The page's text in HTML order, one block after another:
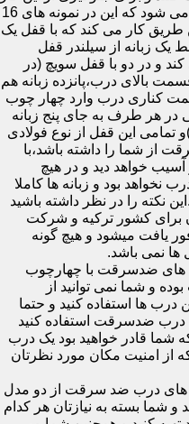
از قفل مولتی سیستم استفاده می شود که این در نمونه های 16
طریق کار می کند که با قفل یک
زبانه از سیلندر قفل
و در دو با قفل سویچ (در
از قسمت بالای درب،پانزده زبانه هم
کناری درب وارد چهار چوب
(در نسخه های 16 تایی در هر طرف به جای پنج زبانه
تمامی این قفل از نوع فولادی
از شما را داشته باشد،با
خواهد دید و در هیچ
نخواهد بود و زبانه ها کاملا
نکته را در نظر داشته باشید
برای کشور ترکیه و شرکت
یافت میشود و هیچ گونه
ها نمی باشد.
ضدسرقت با چهارچوب
و شما نمی توانید از
ها استفاده کنید و حتما
ضدسرقت استفاده کنید
شما قادر خواهید بود یک درب
از امنیت مکان مورد نظرتان
های درب ضد سرقت از دو مدل
شما بسته به نیازتان هر کدام